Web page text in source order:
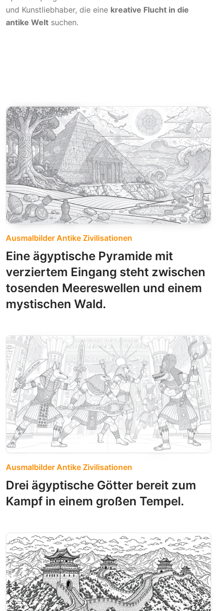
und Kunstliebhaber, die eine kreative Flucht in die
antike Welt suchen.
Ausmalbilder Antike Zivilisationen
Eine ägyptische Pyramide mit
verziertem Eingang steht zwischen
tosenden Meereswellen und einem
mystischen Wald.
Ausmalbilder Antike Zivilisationen
Drei ägyptische Götter bereit zum
Kampf in einem großen Tempel.